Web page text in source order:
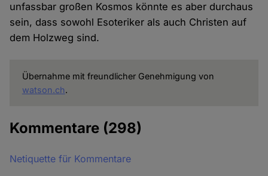
unfassbar großen Kosmos könnte es aber durchaus
sein, dass sowohl Esoteriker als auch Christen auf
dem Holzweg sind.
Übernahme mit freundlicher Genehmigung von
watson.ch.
Kommentare (298)
Netiquette für Kommentare